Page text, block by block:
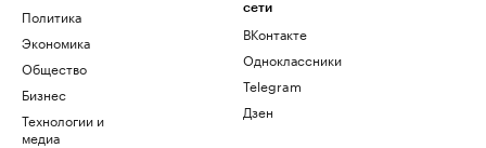
Политика
Экономика
Общество
Бизнес
Технологии и
медиа
сети
ВКонтакте
Одноклассники
Telegram
Дзен